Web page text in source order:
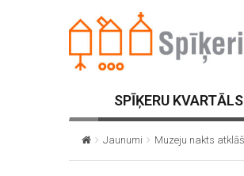
SPĪĶERU KVARTĀLS
Jaunumi Muzeju nakts